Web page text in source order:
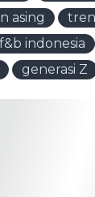
asing
f&b indonesia
generasi Z